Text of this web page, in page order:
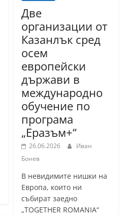
Две
организации от
Казанлък сред
осем
европейски
държави в
международно
обучение по
програма
„Еразъм+“
26.06.2026
Иван
Бонев
В невидимите нишки на
Европа, които ни
събират заедно
„TOGETHER ROMANIA“